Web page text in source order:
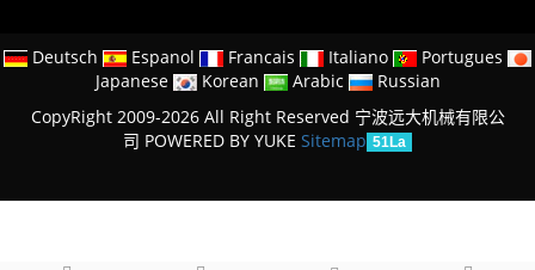
Deutsch Espanol Francais Italiano
Portugues
Japanese
Korean Arabic
Russian
CopyRight 2009-2026 All Right Reserved 宁波远大机械有限公
司 POWERED BY YUKE Sitemap 51La